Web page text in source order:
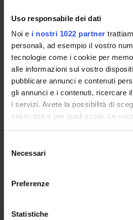
Uso responsabile dei dati
Noi e i nostri 1022 partner
personali, ad esempio il vostro
tecnologie come i cookie per
alle informazioni sul vostro
pubblicare annunci e contenuti
gli annunci e i contenuti, ricercare
i servizi. Avete la possibilità di
vostri dati e per quali scopi. Le
modificare o revocare il proprio
momento dalla Dichiarazione sui
raccogliere informazioni
delNecessari
Preferenze
Statistiche
LABORATORI DI RICERCA
CENTRI DI RICERCA
BIBLIOTECHE
SPIN OFF E AZIENDE
Calendario